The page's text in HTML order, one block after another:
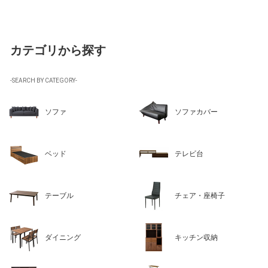
カテゴリから探す
-SEARCH BY CATEGORY-
ソファ ソファカバー
ベッド テレビ台
テーブル チェア・座椅子
ダイニング キッチン収納